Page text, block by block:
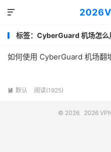

标签：CyberGuard 机场怎么
如何使用 CyberGuard 机场翻
 默认 阅读(1925)
© 2026 2026